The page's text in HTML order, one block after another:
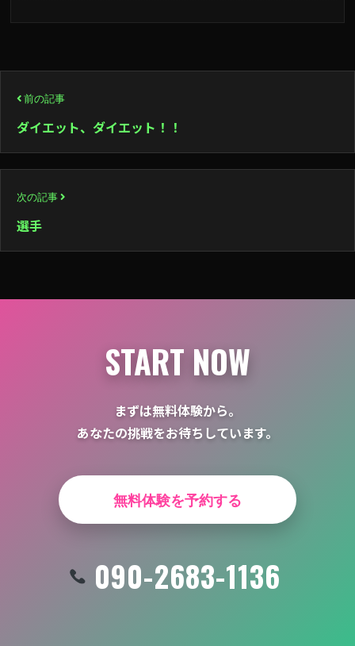
稿
ナ
ビ
ゲ
ー
ョ
前の記事
ダイエット、ダイエット！！
次の記事
選手
START NOW
まずは無料体験から。
あなたの挑戦をお待ちしています。
無料体験を予約する
090-2683-1136